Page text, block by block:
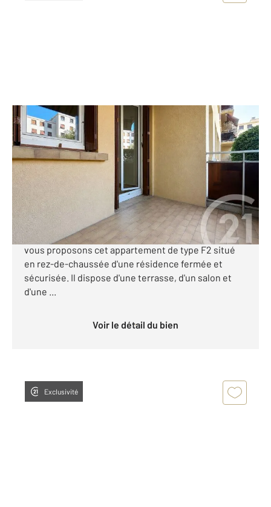
MONTPELLIER 34
36,01 m
2, 2 pièces
Ref : 864
Appartement F2 à vendre
112 000 €
En Exclusivité dans votre agence Century21 Granié
Immobilier - MONTPELLIER Sud - MAS DREVON. Nous
vous proposons cet appartement de type F2 situé
en rez-de-chaussée d'une résidence fermée et
sécurisée. Il dispose d'une terrasse, d'un salon et
d'une ...
Voir le détail du bien
Exclusivité